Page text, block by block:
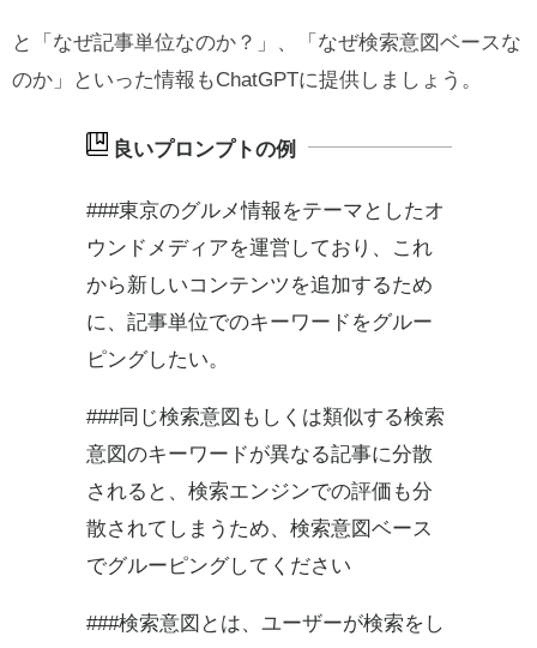
と「なぜ記事単位なのか？」、「なぜ検索意図ベースな
のか」といった情報もChatGPTに提供しましょう。
###東京のグルメ情報をテーマとしたオ
ウンドメディアを運営しており、これ
から新しいコンテンツを追加するため
に、記事単位でのキーワードをグルー
ピングしたい。
###同じ検索意図もしくは類似する検索
意図のキーワードが異なる記事に分散
されると、検索エンジンでの評価も分
散されてしまうため、検索意図ベース
でグルーピングしてください
###検索意図とは、ユーザーが検索をし